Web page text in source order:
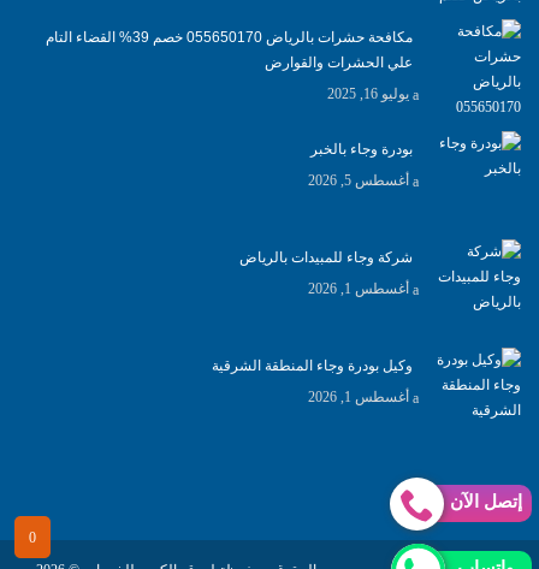
مكافحة حشرات بالرياض 055650170 خصم 39% القضاء التام
علي الحشرات والقوارض
يوليو 16, 2025
بودرة وجاء بالخبر
أغسطس 5, 2026
شركة وجاء للمبيدات بالرياض
أغسطس 1, 2026
وكيل بودرة وجاء المنطقة الشرقية
أغسطس 1, 2026
إتصل الآن